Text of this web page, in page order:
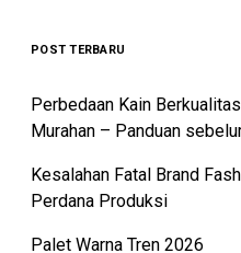
POST TERBARU
Perbedaan Kain
Murahan – Panduan
Kesalahan Fatal Brand
Perdana Produksi
Palet Warna Tren 2026